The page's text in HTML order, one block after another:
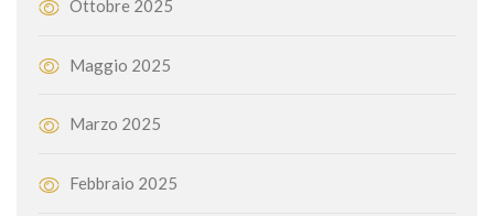
Ottobre 2025
Maggio 2025
Marzo 2025
Febbraio 2025